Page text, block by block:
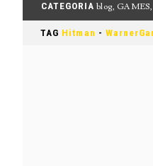
CATEGORIA blog, GAMES,
TAG Hitman -